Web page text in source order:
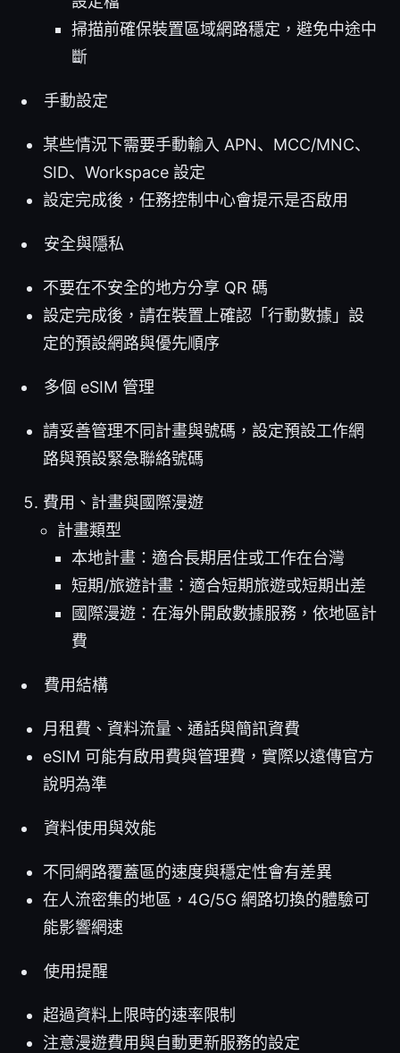
掃描前確保裝置區域網路穩定，避免中途中
斷
手動設定
某些情況下需要手動輸入 APN、MCC/MNC、
SID、Workspace 設定
設定完成後，任務控制中心會提示是否啟用
安全與隱私
不要在不安全的地方分享 QR 碼
設定完成後，請在裝置上確認「行動數據」設
定的預設網路與優先順序
多個 eSIM 管理
請妥善管理不同計畫與號碼，設定預設工作網
路與預設緊急聯絡號碼
費用、計畫與國際漫遊
計畫類型
本地計畫：適合長期居住或工作在台灣
短期/旅遊計畫：適合短期旅遊或短期出差
國際漫遊：在海外開啟數據服務，依地區計
費
費用結構
月租費、資料流量、通話與簡訊資費
eSIM 可能有啟用費與管理費，實際以遠傳官方
說明為準
資料使用與效能
不同網路覆蓋區的速度與穩定性會有差異
在人流密集的地區，4G/5G 網路切換的體驗可
能影響網速
使用提醒
超過資料上限時的速率限制
注意漫遊費用與自動更新服務的設定